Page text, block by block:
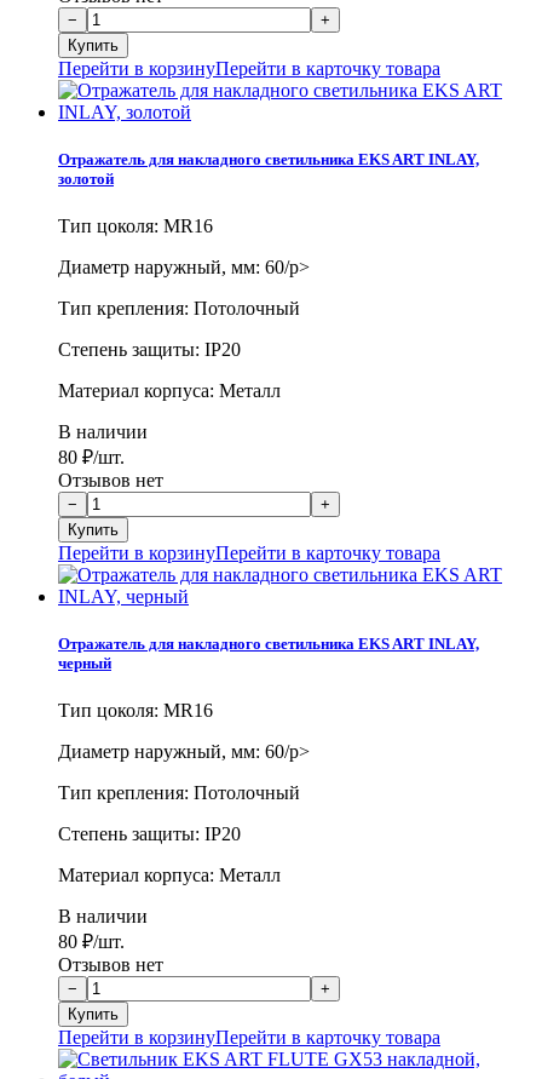
Перейти в корзинуПерейти в карточку товара
Отражатель для накладного светильника EKS ART INLAY,
золотой
Тип цоколя: MR16
Диаметр наружный, мм: 60/p>
Тип крепления: Потолочный
Степень защиты: IP20
Материал корпуса: Металл
В наличии
80 ₽/шт.
Отзывов нет
Перейти в корзинуПерейти в карточку товара
Отражатель для накладного светильника EKS ART INLAY,
черный
Тип цоколя: MR16
Диаметр наружный, мм: 60/p>
Тип крепления: Потолочный
Степень защиты: IP20
Материал корпуса: Металл
В наличии
80 ₽/шт.
Отзывов нет
Перейти в корзинуПерейти в карточку товара